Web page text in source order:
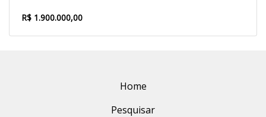
R$ 1.900.000,00
Home
Pesquisar